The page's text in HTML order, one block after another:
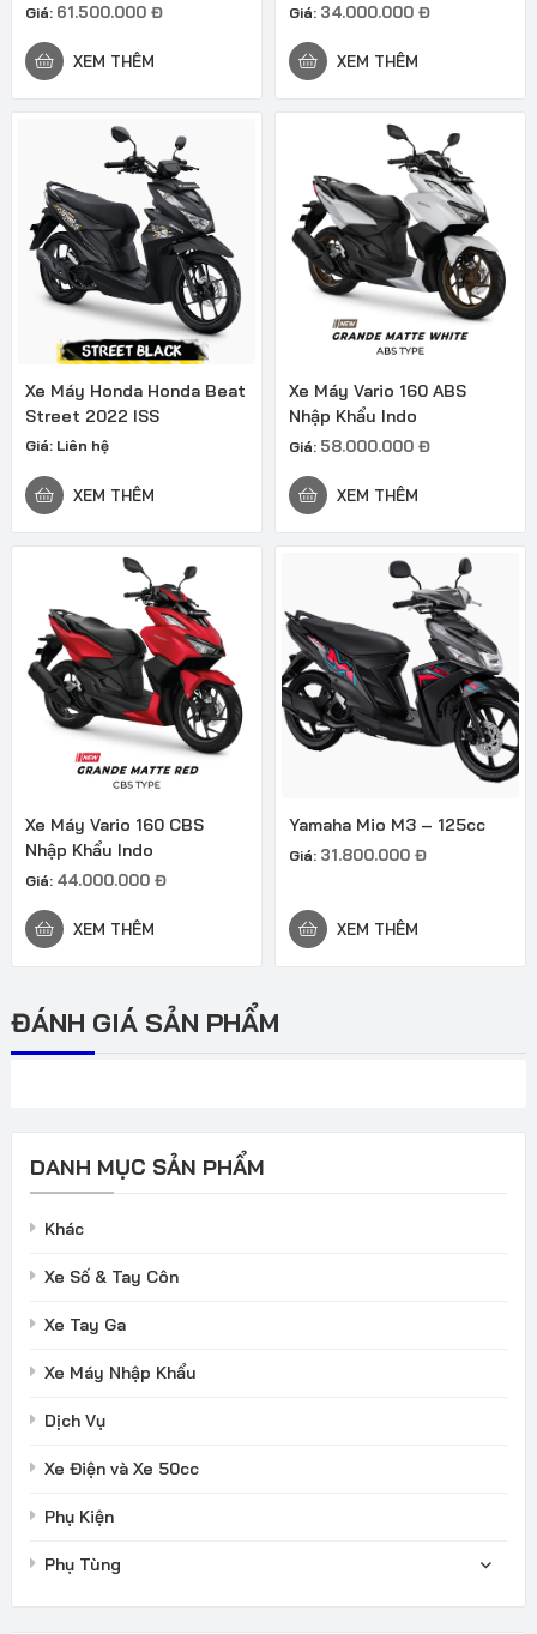
Giá: 61.500.000 Đ
XEM THÊM
Giá: 34.000.000 Đ
XEM THÊM
Xe Máy Honda Honda Beat
Street 2022 ISS
Giá: Liên hệ
XEM THÊM
Xe Máy Vario 160 ABS
Nhập Khẩu Indo
Giá: 58.000.000 Đ
XEM THÊM
Xe Máy Vario 160 CBS
Nhập Khẩu Indo
Giá: 44.000.000 Đ
XEM THÊM
Yamaha Mio M3 – 125cc
Giá: 31.800.000 Đ
XEM THÊM
ĐÁNH GIÁ SẢN PHẨM
DANH MỤC SẢN PHẨM
Khác
Xe Số & Tay Côn
Xe Tay Ga
Xe Máy Nhập Khẩu
Dịch Vụ
Xe Điện và Xe 50cc
Phụ Kiện
Phụ Tùng